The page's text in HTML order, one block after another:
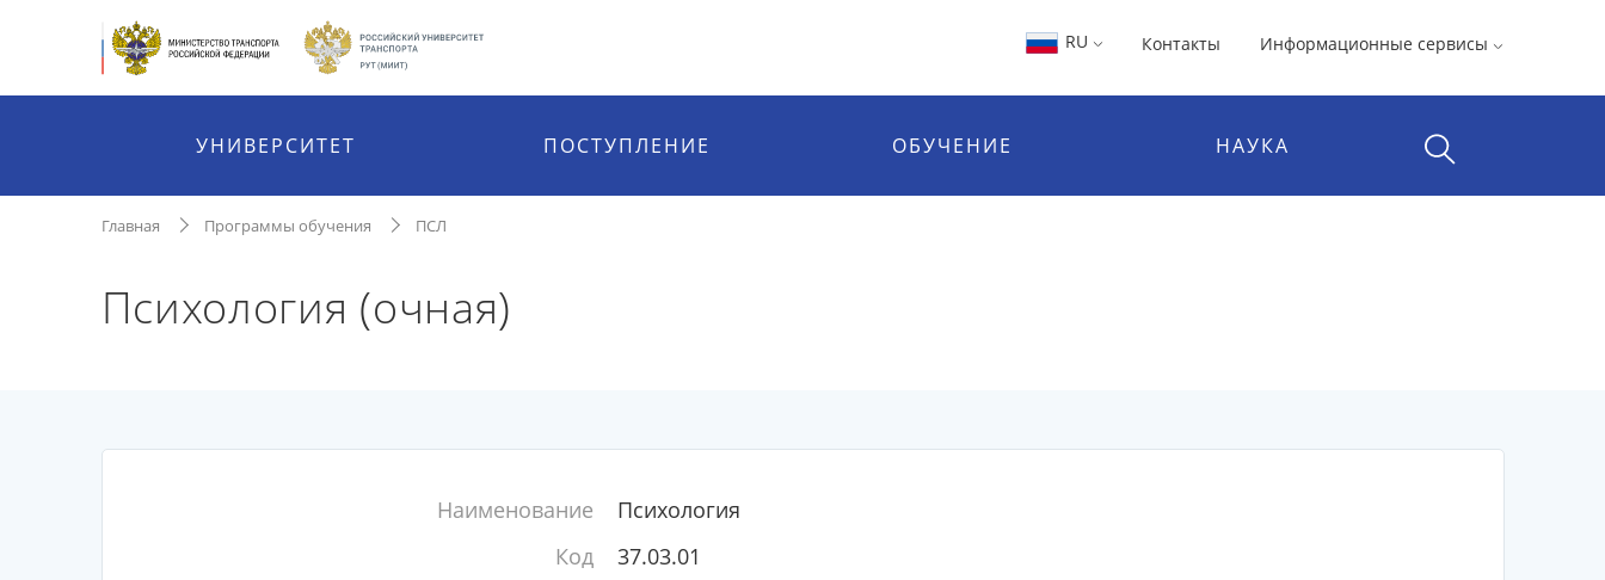
RU Контакты Информационные сервисы
УНИВЕРСИТЕТ ПОСТУПЛЕНИЕ ОБУЧЕНИЕ НАУКА
Главная Программы обучения ПСЛ
Психология (очная)
Наименование
Психология
Код
37.03.01